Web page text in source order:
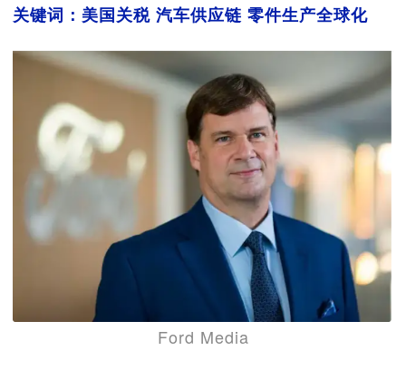
关键词：美国关税 汽车供应链 零件生产全球化
Ford Media